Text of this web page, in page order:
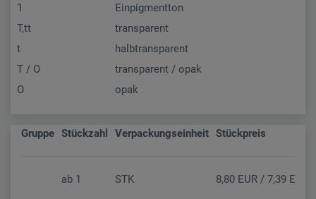
1
Einpigmentton
T,tt
transparent
t
halbtransparent
T / O
transparent / opak
O
opak
Gruppe Stückzahl Verpackungseinheit Stückpreis
ab 1 STK 8,80 EUR / 7,39 EUR